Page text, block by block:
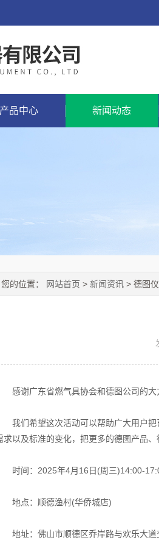
产品中心 新闻动态
您的位置： 网站首页 > 新闻资讯 > 德图
感谢广东省燃气具协会和德图公司的大
我们希望这次活动可以帮助广大用户把
求以及标准的变化，把更多的德图产品、
时间：2025年4月16日(周三)14:00-
地点：顺德渔村(华侨城店)
地址：佛山市顺德区乔岸路与欢乐大道